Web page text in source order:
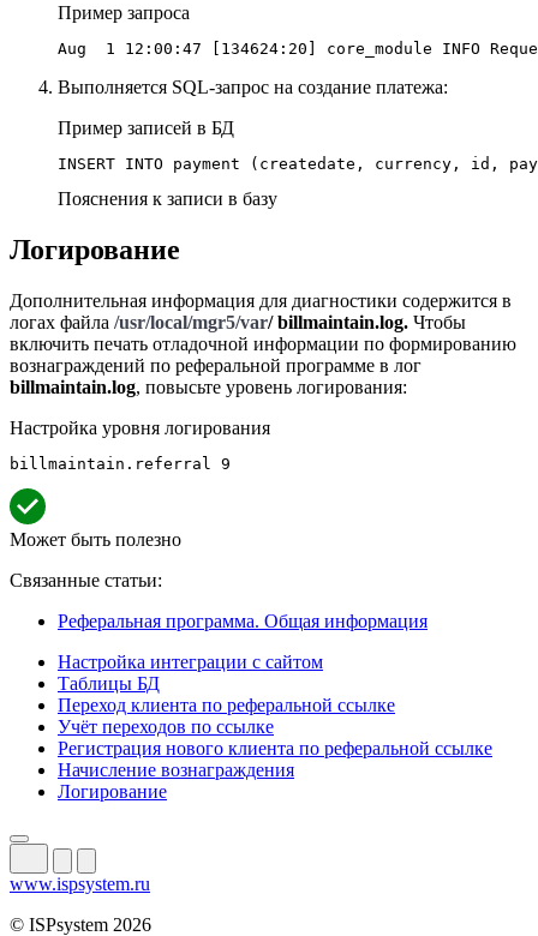
Пример запроса
Aug  1 12:00:47 [134624:20] core_module INFO
Выполняется SQL-запрос на создание платежа:
Пример записей в БД
INSERT INTO payment (createdate, currency, id,
Пояснения к записи в базу
Логирование
Дополнительная информация для диагностики содержится в
логах файла /usr/local/mgr5/var/ billmaintain.log. Чтобы
включить печать отладочной информации по формированию
вознаграждений по реферальной программе в лог
billmaintain.log, повысьте уровень логирования:
Настройка уровня логирования
billmaintain.referral 9
Может быть полезно
Связанные статьи:
Реферальная программа. Общая информация
Настройка интеграции с сайтом
Таблицы БД
Переход клиента по реферальной ссылке
Учёт переходов по ссылке
Регистрация нового клиента по реферальной ссылке
Начисление вознаграждения
Логирование
www.ispsystem.ru
© ISPsystem 2026